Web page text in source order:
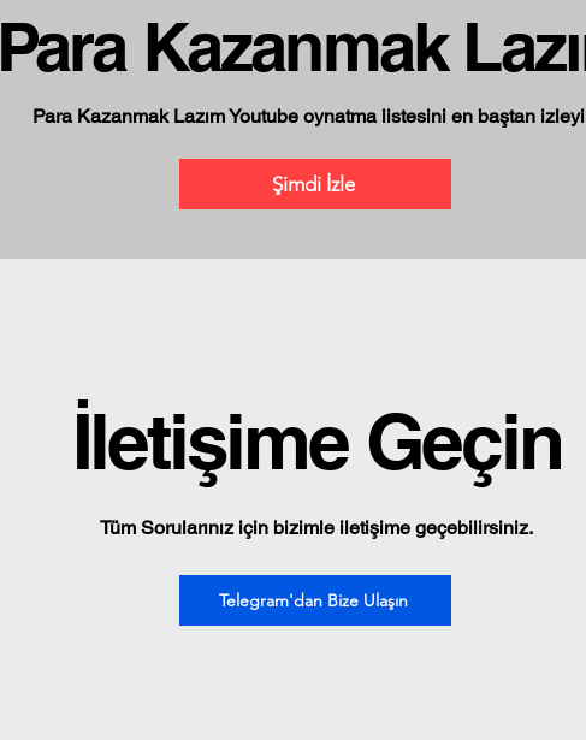
Para Kazanmak
Para Kazanmak Lazım Youtube oynatma listesini en baştan
Şimdi İzle
İletişime Geçin
Tüm Sorularınız için bizimle iletişime geçebilirsiniz.
Telegram'dan Bize Ulaşın